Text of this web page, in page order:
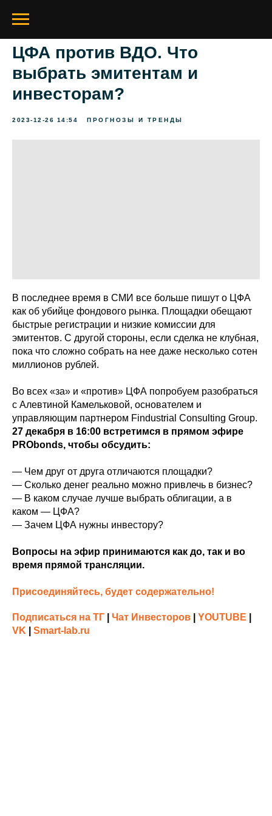
ЦФА против ВДО. Что
выбрать эмитентам и
инвесторам?
2023-12-26 14:54 ПРОГНОЗЫ И ТРЕНДЫ
В последнее время в СМИ все больше пишут о ЦФА
как об убийце фондового рынка. Площадки обещают
быстрые регистрации и низкие комиссии для
эмитентов. С другой стороны, если сделка не клубная,
пока что сложно собрать на нее даже несколько сотен
миллионов рублей.
Во всех «за» и «против» ЦФА попробуем разобраться
с Алевтиной Камельковой, основателем и
управляющим партнером Findustrial Consulting Group.
27 декабря в 16:00 встретимся в прямом эфире
PRObonds, чтобы обсудить:
— Чем друг от друга отличаются площадки?
— Сколько денег реально можно привлечь в бизнес?
— В каком случае лучше выбрать облигации, а в
каком — ЦФА?
— Зачем ЦФА нужны инвестору?
Вопросы на эфир принимаются как до, так и во
время прямой трансляции.
Присоединяйтесь, будет содержательно!
Подписаться на ТГ Чат Инвесторов YOUTUBE
VK
Smart-lab.ru